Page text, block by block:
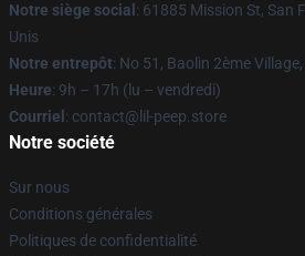
Notre siège social : 61885 Mission St, San
Unis
Notre entrepôt: No 51, Baolin 2ème
Heure: 9h – 17h (lu – vendredi)
Courriel : contact@lil-peep.store
Notre société
Sur nous
Conditions générales
Politiques de confidentialité